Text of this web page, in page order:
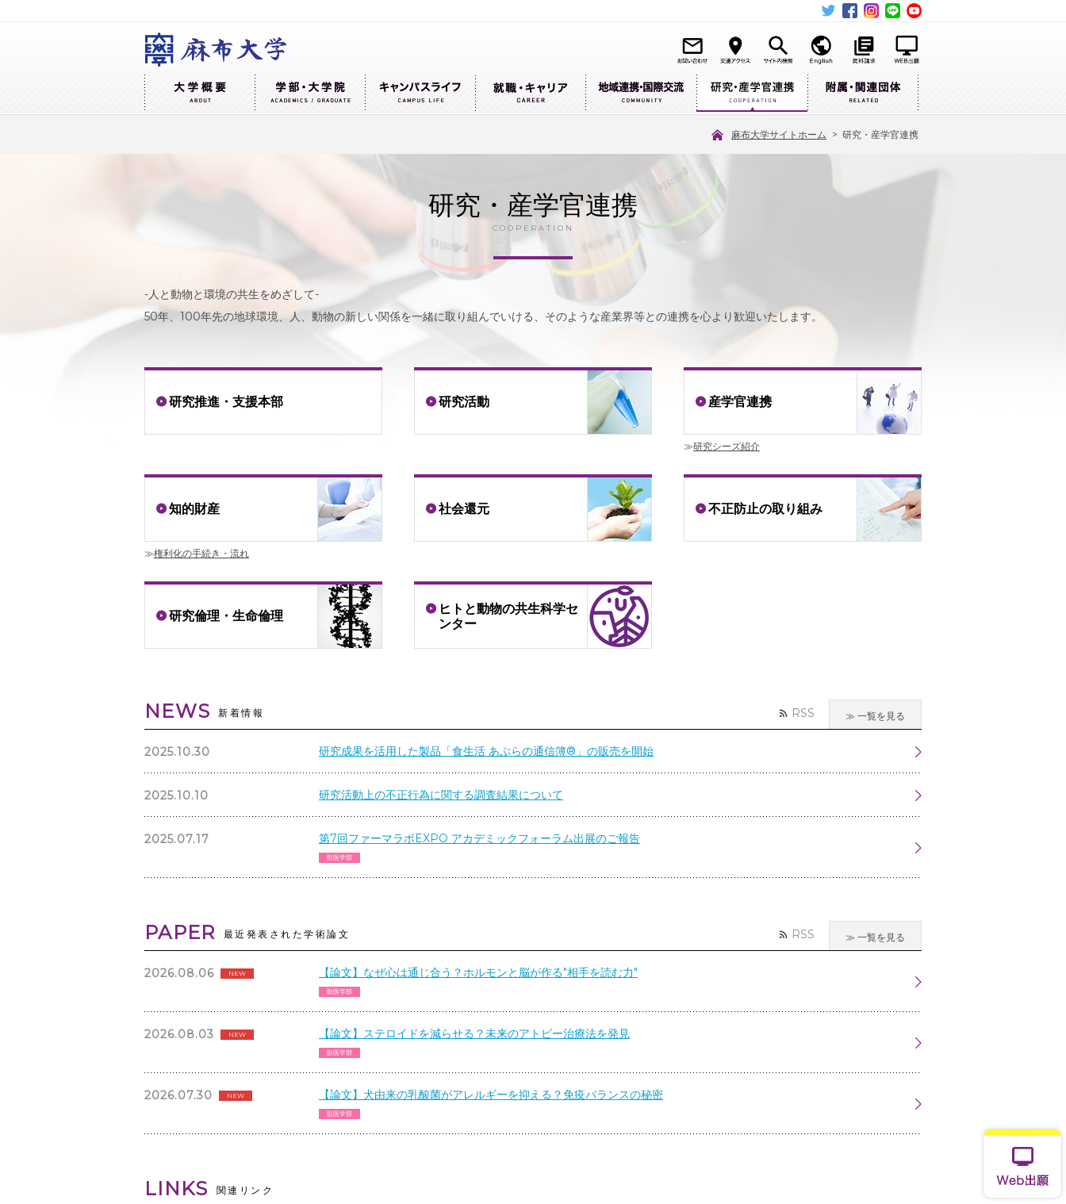
麻布大学サイトホーム > 研究・産学官連携
研究・産学官連携
COOPERATION
-人と動物と環境の共生をめざして-
50年、100年先の地球環境、人、動物の新しい関係を一緒に取り組んでいける、そのような産業界等との連携を心より歓迎いたします。
研究推進・支援本部 研究活動 産学官連携
研究シーズ紹介
知的財産
権利化の手続き・流れ
社会還元 不正防止の取り組み
研究倫理・生命倫理
ヒトと動物の共生科学セ
ンター
NEWS 新着情報 RSS
2025.10.30 研究成果を活用した製品「食生活 あぶらの通信簿®」の販売を開始
2025.10.10 研究活動上の不正行為に関する調査結果について
2025.07.17 第7回ファーマラボEXPO アカデミックフォーラム出展のご報告
獣医学部
一覧を見る
PAPER 最近発表された学術論文 RSS
2026.08.06 NEW 【論文】なぜ心は通じ合う？ホルモンと脳が作る"相手を読む力"
獣医学部
2026.08.03 NEW 【論文】ステロイドを減らせる？未来のアトピー治療法を発見
獣医学部
2026.07.30 NEW 【論文】犬由来の乳酸菌がアレルギーを抑える？免疫バランスの秘密
獣医学部
一覧を見る
LINKS 関連リンク